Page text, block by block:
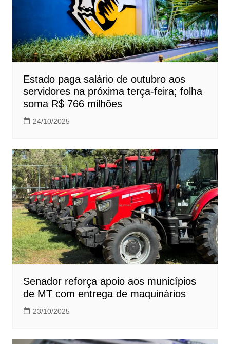
Estado paga salário de outubro aos
servidores na próxima terça-feira; folha
soma R$ 766 milhões
24/10/2025
Senador reforça apoio aos municípios
de MT com entrega de maquinários
23/10/2025